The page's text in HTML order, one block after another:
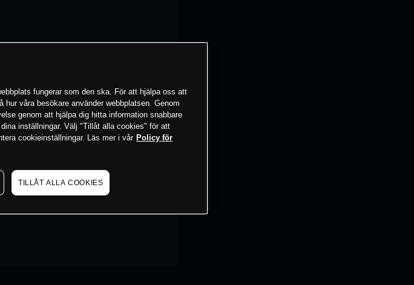
fungerar som den ska. För att hjälpa oss att
våra besökare använder webbplatsen. Genom
genom att hjälpa dig hitta information snabbare
inställningar. Välj "Tillåt alla cookies" för att
cookieinställningar. Läs mer i vår Policy för
TILLÅT ALLA COOKIES